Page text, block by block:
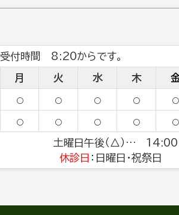
受付時間 8:20からです。
月 火 水 木
○ ○ ○ ○ ○
○ ○ ○ ○ ○
土曜日午後（△）…
休診日 ：日曜日・